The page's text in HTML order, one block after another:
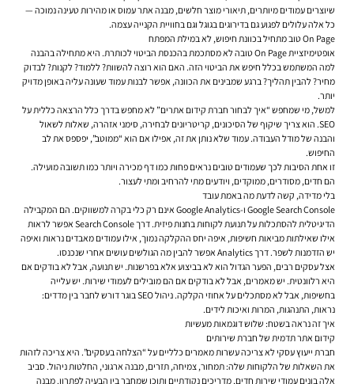
שיוצרים עמודים מיותרים, תיאורי מוצר חלשים, מבנה אתר עמוס או מהירות טעינה נמוכה —
כל אלה עלולים לפגוע גם בדירוגים בגוגל וגם בחוויית הקנייה עצמה.
On Page טוב מתחיל בכוונת חיפוש, לא במילת המפתח
אופטימיזציית On Page טובה לא מסתכמת בהכנסת הביטוי לכותרת. היא מתחילה בהבנה
למה המשתמש בכלל חיפש את הביטוי הזה. האם הוא רוצה להשוות? ללמוד? לקנות? לבדוק
מחיר? להבין תהליך? ברגע שמבינים את הכוונה, אפשר לבנות עמוד שעונה עליה באופן מדויק
יותר.
למשל, מי שמחפש “איך לבחור חברת קידום אתרים” לא מחפש בדרך כלל הרצאה כללית על
SEO. הוא צריך שיקוף של הסיכונים, קריטריונים לבחירה, סימני אזהרה, שאלות לשאול
והבנה של מודל העבודה. עמוד שלא נותן את זה, אפילו אם הוא “ממוטב”, יפספס את לב
החיפוש.
זו אחת הסיבות לכך שעמודים טובים נראים פחות כמו דף מכירה ויותר כמו תשובה מועילה.
הם חדים, מסודרים, ממוקדים, ויודעים מתי להרחיב ומתי לעצור.
בלי מדידה, קשה לדעת מה באמת עובד
Google Search Console ו-Google Analytics אינם רק כלי בקרה למשווקים. הם המקבילה
הדיגיטלית להסתכלות על תנועת לקוחות בחנות פיזית. דרך Search Console אפשר לראות
אילו שאילתות מביאות חשיפות, איפה יחס ההקלקה נמוך, אילו עמודים מאבדים נראות ואיפה
יש הזדמנות לשפר. דרך Analytics אפשר להבין מה הגולשים עושים אחרי שנכנסו.
אצל עסקים רבים, הפער הגדול הוא לא בביצוע אלא בפרשנות. יש תנועה, אבל לא בודקים אם
היא רלוונטית. יש מאמרים, אבל לא בודקים אם הם מובילים לעמודי שירות. יש עלייה
בחשיפות, אבל לא מסתכלים על אחוזי הקלקה. ניהול SEO בוגר דורש לחבר בין מדדים:
נראות, התנהגות, המרות ואיכות לידים.
איך זה נראה בשטח: שלוש דוגמאות מעשיות
קידום אתר תדמית של חברת שירותים
חברת ייעוץ עסקי לא צריכה עשרות מאמרים כלליים על “הצלחה בעסקים”. היא צריכה לזהות
את השאלות של הלקוחות שלה: תמחור, צמיחה, תזרים, מבנה ארגוני, החלטות ניהול. סביב
אלה בונים עמודי שירות חדים, מדריכים נקודתיים ותוכן שמחבר בין הבעיה לפתרון. מבנה